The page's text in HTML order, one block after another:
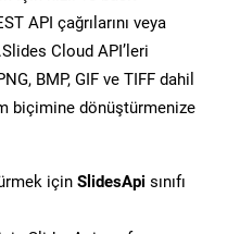
API çağrılarını veya
Cloud API’leri
BMP, GIF ve TIFF dahil
biçimine dönüştürmenize
için SlidesApi sınıfı